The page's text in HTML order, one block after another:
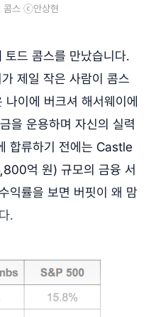
콤스 ⓒ안상현
드 콤스를 만났습니다.
제일 작은 사람이 콤스
이에 버크셔 해서웨이에
을 운용하며 자신의 실력
합류하기 전에는 Castle
억 원) 규모의 금융 서
익률을 보면 버핏이 왜 맘
.